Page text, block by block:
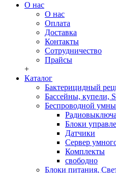
О нас
О нас
Оплата
Доставка
Контакты
Сотрудничество
Прайсы
+
Каталог
Бактерицидный
Бассейны, купели,
Беспроводной
Блоки
Датчики
Сервер
Комплекты
свободно
Блоки питания,